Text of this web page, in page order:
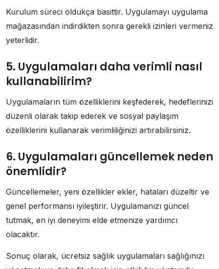
Kurulum süreci oldukça basittir. Uygulamayı uygulama
mağazasından indirdikten sonra gerekli izinleri vermeniz
yeterlidir.
5. Uygulamaları daha verimli nasıl
kullanabilirim?
Uygulamaların tüm özelliklerini keşfederek, hedeflerinizi
düzenli olarak takip ederek ve sosyal paylaşım
özelliklerini kullanarak verimliliğinizi artırabilirsiniz.
6. Uygulamaları güncellemek neden
önemlidir?
Güncellemeler, yeni özellikler ekler, hataları düzeltir ve
genel performansı iyileştirir. Uygulamanızı güncel
tutmak, en iyi deneyimi elde etmenize yardımcı
olacaktır.
Sonuç olarak, ücretsiz sağlık uygulamaları sağlığınızı